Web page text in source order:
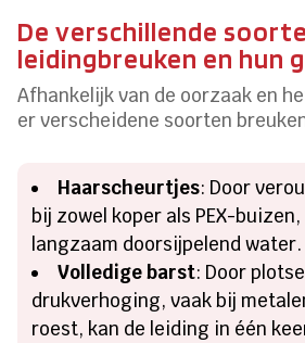
De verschillende
leidingbreuken en hun
Afhankelijk van de oorzaak en
er verscheidene soorten
Haarscheurtjes: Door
bij zowel koper als PEX-
langzaam doorsijpelend water.
Volledige barst: Door
drukverhoging, vaak bij
roest, kan de leiding in één